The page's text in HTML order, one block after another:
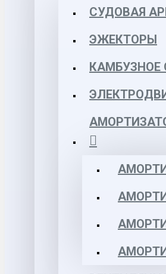
СУДОВАЯ
ЭЖЕКТОРЫ
КАМБУЗНОЕ